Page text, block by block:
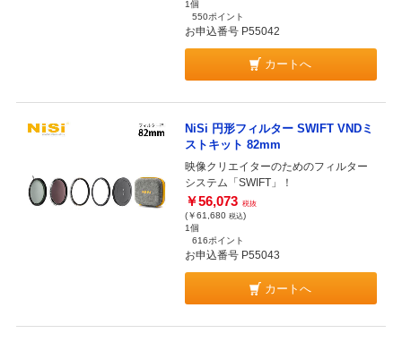
1個
550ポイント
お申込番号 P55042
カートへ
NiSi 円形フィルター SWIFT VNDミ
ストキット 82mm
映像クリエイターのためのフィルター
システム「SWIFT」！
￥56,073 税抜
(￥61,680 税込)
1個
616ポイント
お申込番号 P55043
カートへ